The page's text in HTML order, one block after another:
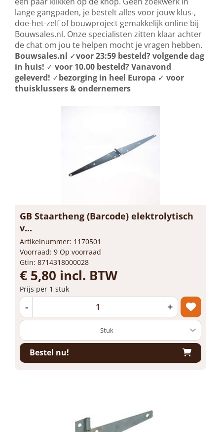
lange gangpaden, je bestelt alles voor jouw klus-,
doe-het-zelf of bouwproject gemakkelijk online bij
Bouwsales.nl. Onze specialisten zitten klaar achter
de chat om jou te helpen mocht je vragen hebben.
Bouwsales.nl ✓voor 23:59 besteld? volgende dag
in huis! ✓ voor 10.00 besteld? Vanavond
geleverd! ✓bezorging in heel Europa ✓ voor
thuisklussers & ondernemers
GB Staartheng (Barcode) elektrolytisch
v...
Artikelnummer: 1170501
Voorraad: 9 Op voorraad
Gtin: 8714318000028
€ 5,80 incl. BTW
Prijs per 1 stuk
- +
Bestel nu!